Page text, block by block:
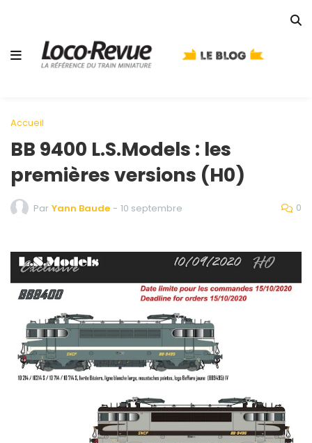
Accueil
BB 9400 L.S.Models : les
premières versions (H0)
Par Yann Baude - 10 septembre 0